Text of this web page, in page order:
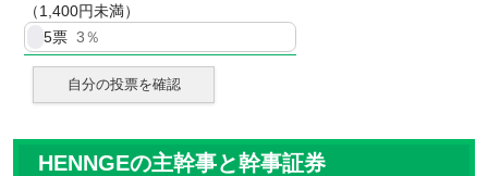
（1,400円未満）
5票 3％
自分の投票を確認
HENNGEの主幹事と幹事証券